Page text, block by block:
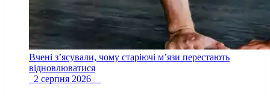
Вчені з’ясували, чому старіючі м’язи перестають
відновлюватися
2 серпня 2026